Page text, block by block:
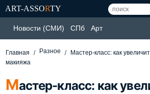
ART-ASSORTY
Новости (СМИ) СПб Арт
Главная Разное
Мастер-класс: как
макияжа
Мастер-класс: как